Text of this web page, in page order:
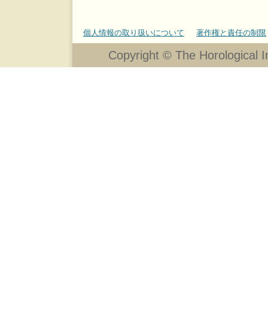
個人情報の取り扱いについて 著作権と責任の制限
Copyright © The Horological